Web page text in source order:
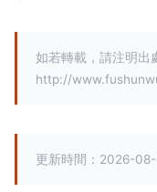
如若轉載，請注明出
http://
更新時間：2026-